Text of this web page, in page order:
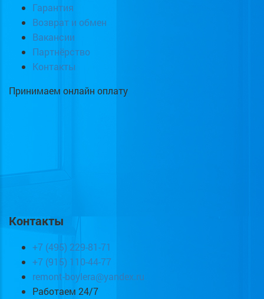
Гарантия
Возврат и обмен
Вакансии
Партнёрство
Контакты
Принимаем онлайн оплату
Контакты
+7 (495) 229-81-71
+7 (915) 110-44-77
remont-boylera@yandex.ru
Работаем 24/7